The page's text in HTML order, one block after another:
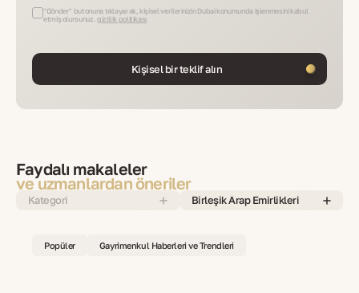
"Gönder" butonuna tıklayarak, kişisel verilerinizin Dubai konumunda işlenmesini kabul
etmiş olursunuz.gizlilik politikası
Kişisel bir teklif alın
Faydalı makaleler
ve uzmanlardan öneriler
Kategori Birleşik Arap Emirlikleri
Popüler Gayrimenkul Haberleri ve Trendleri